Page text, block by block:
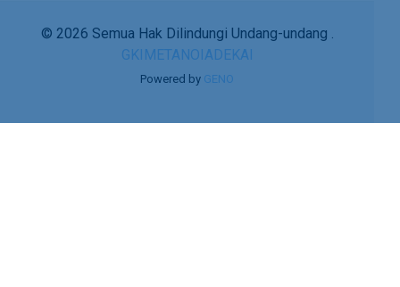
© 2026 Semua Hak Dilindungi Undang-undang .
GKIMETANOIADEKAI
Powered by GENO